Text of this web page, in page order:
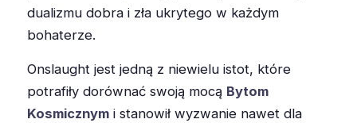
dualizmu dobra i zła ukrytego w każdym
bohaterze.
Onslaught jest jedną z niewielu istot, które
potrafiły dorównać swoją mocą Bytom
Kosmicznym i stanowił wyzwanie nawet dla